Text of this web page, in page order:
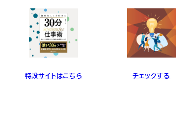
特設サイトはこちら チェックする